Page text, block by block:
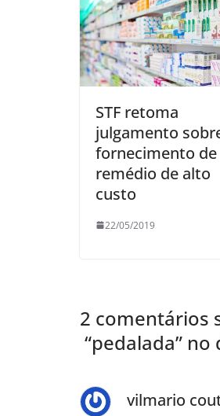
STF retoma
julgamento
fornecimento de
remédio de alto
custo
22/05/2019
2 comentários
“pedalada”
vilmario